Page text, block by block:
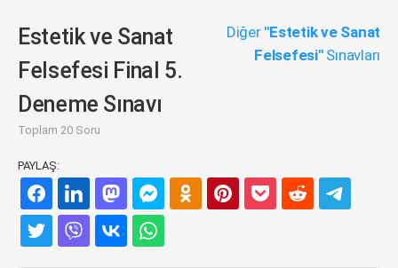
Estetik ve Sanat
Felsefesi Final 5.
Deneme Sınavı
Toplam 20 Soru
Diğer "Estetik ve Sanat
Felsefesi"Sınavları
PAYLAŞ: